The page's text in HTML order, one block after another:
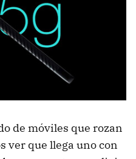
de móviles que rozan
ver que llega uno con